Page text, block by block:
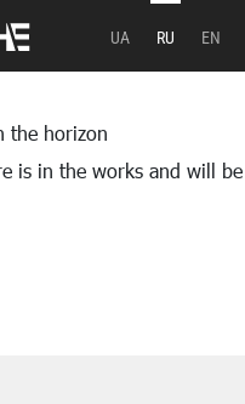
UA RU EN
the horizon
is in the works and will be